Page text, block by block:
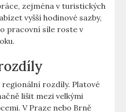
zejména v turistických
vyšší hodinové sazby,
pracovní síle roste v
rozdíly. Platové
lišit mezi velkými
V Praze nebo Brně